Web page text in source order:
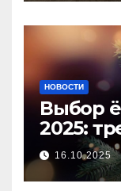
НОВОСТИ
Выбор
2025:
16.10.2025